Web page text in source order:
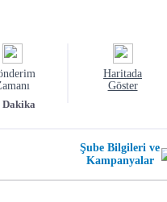
Dakika
Haritada
Göster
Şube Bilgileri ve
Kampanyalar